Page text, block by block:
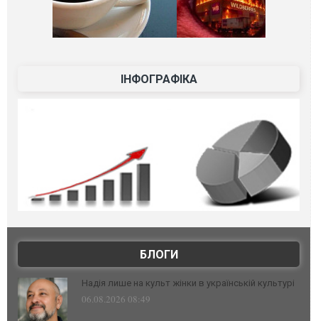
ІНФОГРАФІКА
БЛОГИ
Надія лише на культ жінки в українській культурі
06.08.2026 08:49